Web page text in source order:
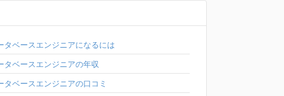
タベースエンジニアになるには
タベースエンジニアの年収
タベースエンジニアの口コミ